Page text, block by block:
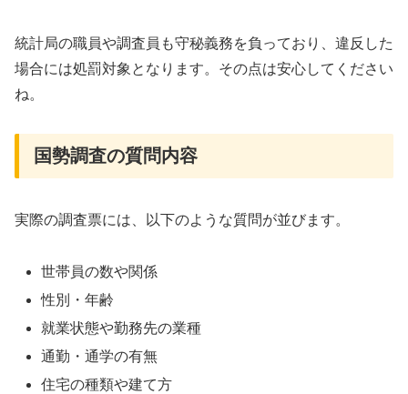
統計局の職員や調査員も守秘義務を負っており、違反した
場合には処罰対象となります。その点は安心してください
ね。
国勢調査の質問内容
実際の調査票には、以下のような質問が並びます。
世帯員の数や関係
性別・年齢
就業状態や勤務先の業種
通勤・通学の有無
住宅の種類や建て方